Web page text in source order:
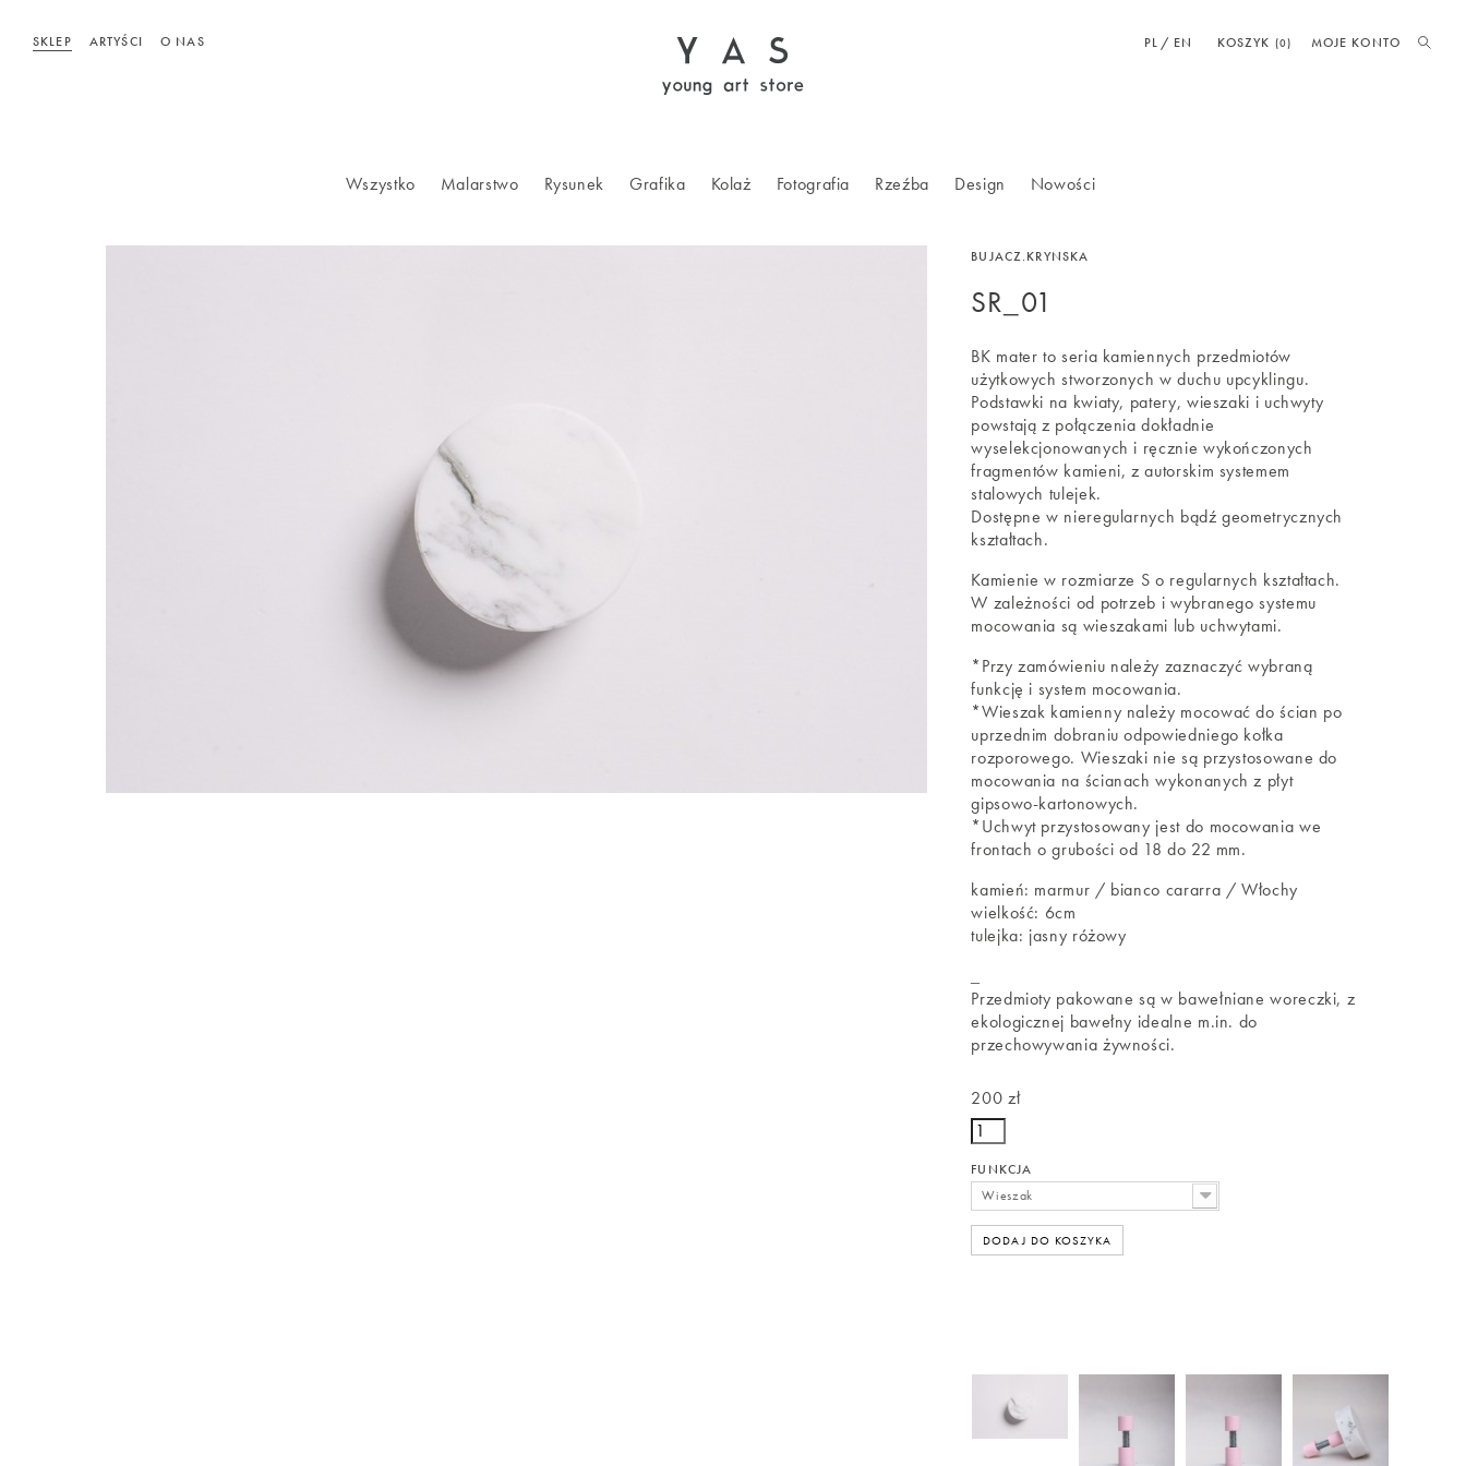
SKLEP ARTYŚCI O NAS MOJE KONTO
PL EN KOSZYK (0)
Wszystko Malarstwo Rysunek Grafika Kolaż Fotografia Rzeźba Design Nowości
BUJACZ.KRYNSKA
SR_01
BK mater to seria kamiennych przedmiotów
użytkowych stworzonych w duchu upcyklingu.
Podstawki na kwiaty, patery, wieszaki i uchwyty
powstają z połączenia dokładnie
wyselekcjonowanych i ręcznie wykończonych
fragmentów kamieni, z autorskim systemem
stalowych tulejek.
Dostępne w nieregularnych bądź geometrycznych
kształtach.
Kamienie w rozmiarze S o regularnych kształtach.
W zależności od potrzeb i wybranego systemu
mocowania są wieszakami lub uchwytami.
*Przy zamówieniu należy zaznaczyć wybraną
funkcję i system mocowania.
*Wieszak kamienny należy mocować do ścian po
uprzednim dobraniu odpowiedniego kołka
rozporowego. Wieszaki nie są przystosowane do
mocowania na ścianach wykonanych z płyt
gipsowo-kartonowych.
*Uchwyt przystosowany jest do mocowania we
frontach o grubości od 18 do 22 mm.
kamień: marmur / bianco cararra / Włochy
wielkość: 6cm
tulejka: jasny różowy
Przedmioty pakowane są w bawełniane woreczki, z
ekologicznej bawełny idealne m.in. do
przechowywania żywności.
200 zł
FUNKCJA
Wieszak
DODAJ DO KOSZYKA